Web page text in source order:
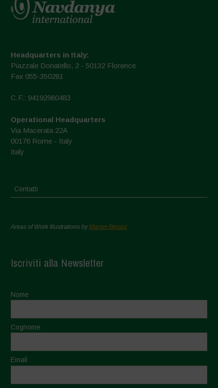
Headquarters in Italy:
Piazzale Donatello, 2 - 50132 Florence
Fax 055-350281
C.F.: 94192980483
Operational Headquarters
Via Macerata 22A
00176 Rome - Italy
Italy
Contatti
Areas of Work Illustrations byMarion Bessol
Iscriviti alla Newsletter
Nome
Cognome
Email